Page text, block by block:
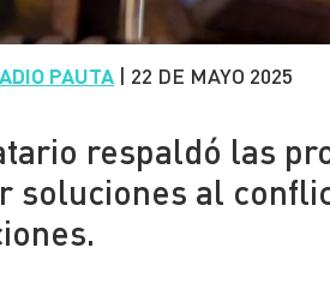
PAUTA | 22 DE MAYO 2025
respaldó las
soluciones al